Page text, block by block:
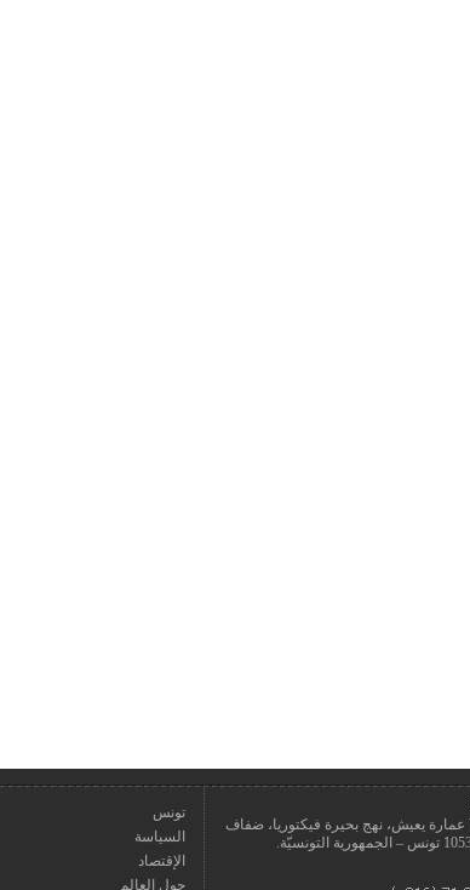
Yfidelity عمارة يعيش، نهج بحيرة فيكتوريا، ضفاف
تونس
السياسة
الإقتصاد
حول العالم